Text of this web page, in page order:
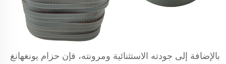
بالإضافة إلى جودته الاستثنائية ومرونته، فإن حزام يونغهانغ